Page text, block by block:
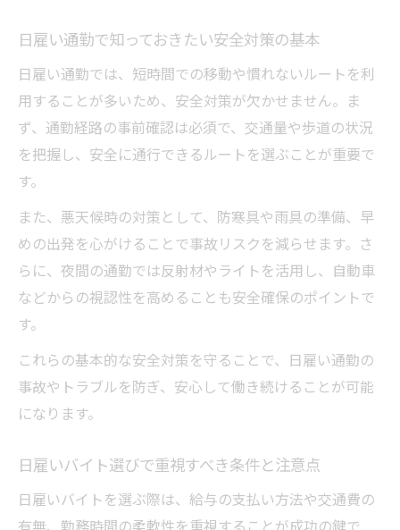
項
単発バイトの契約ルールと違法性の見極め
日雇いバイト現場で注意すべき労働条件の
確認
契約書がない日雇いバイトのリスクとは
安心安全に働くための日雇い通勤の心得
日雇い通勤時の安全確保と体調管理の重要
性
初めてでも安心できる日雇い通勤の下準備
日雇いバイト中のトラブル回避術を身につ
ける
単発バイトでの人間関係を良好に保つコツ
日雇い通勤で知っておきたい安全対策の基本
日雇い通勤では、短時間での移動や慣れないルートを利
用することが多いため、安全対策が欠かせません。ま
ず、通勤経路の事前確認は必須で、交通量や歩道の状況
を把握し、安全に通行できるルートを選ぶことが重要で
す。
また、悪天候時の対策として、防寒具や雨具の準備、早
めの出発を心がけることで事故リスクを減らせます。さ
らに、夜間の通勤では反射材やライトを活用し、自動車
などからの視認性を高めることも安全確保のポイントで
す。
これらの基本的な安全対策を守ることで、日雇い通勤の
事故やトラブルを防ぎ、安心して働き続けることが可能
になります。
日雇いバイト選びで重視すべき条件と注意点
日雇いバイトを選ぶ際は、給与の支払い方法や交通費の